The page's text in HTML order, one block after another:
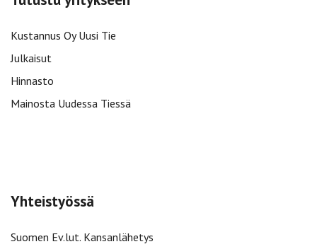
Kustannus Oy Uusi Tie
Julkaisut
Hinnasto
Mainosta Uudessa Tiessä
Yhteistyössä
Suomen Ev.lut. Kansanlähetys